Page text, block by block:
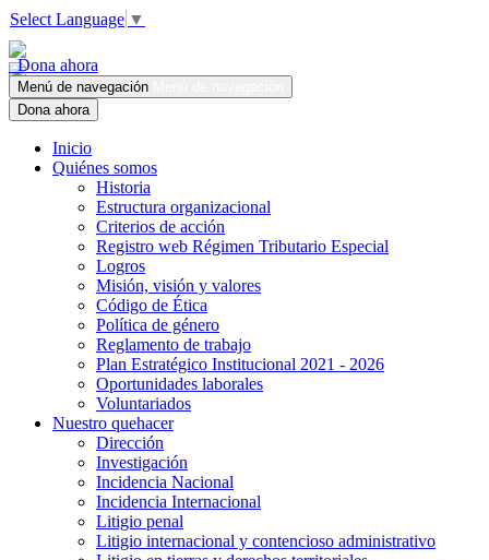
Select Language ▼
Dona ahora
Menú de navegación
Dona ahora
Inicio
Quiénes somos
Historia
Estructura organizacional
Criterios de acción
Registro web Régimen Tributario Especial
Logros
Misión, visión y valores
Código de Ética
Política de género
Reglamento de trabajo
Plan Estratégico Institucional 2021 - 2026
Oportunidades laborales
Voluntariados
Nuestro quehacer
Dirección
Investigación
Incidencia Nacional
Incidencia Internacional
Litigio penal
Litigio internacional y contencioso administrativo